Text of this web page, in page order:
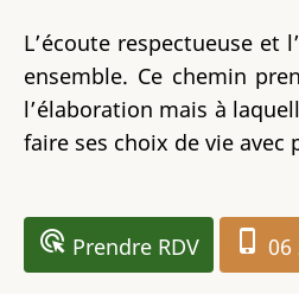
L’écoute respectueuse
ensemble. Ce chemin
l’élaboration mais à
faire ses choix de vie
ads_click Prendre RDV phone_iphone 06